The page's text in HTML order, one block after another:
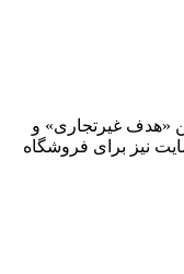
«هدف غیرتجاری» و
نیز برای فروشگاه